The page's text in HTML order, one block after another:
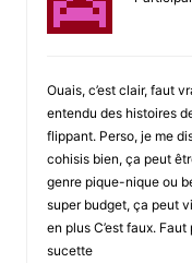
Ouais, c’est clair, faut
entendu des histoires
flippant. Perso, je me
cohisis bien, ça peut
genre pique-nique ou
super budget, ça peut
en plus C’est faux.
sucette